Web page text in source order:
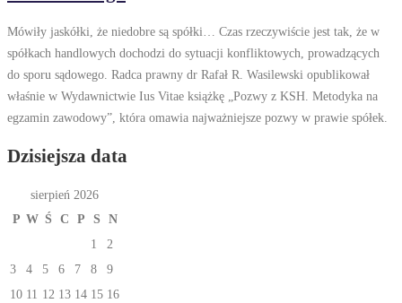
Mówiły jaskółki, że niedobre są spółki… Czas rzeczywiście jest tak, że w
spółkach handlowych dochodzi do sytuacji konfliktowych, prowadzących
do sporu sądowego. Radca prawny dr Rafał R. Wasilewski opublikował
właśnie w Wydawnictwie Ius Vitae książkę „Pozwy z KSH. Metodyka na
egzamin zawodowy”, która omawia najważniejsze pozwy w prawie spółek.
Dzisiejsza data
sierpień 2026
P W Ś C P S
N
1
2
3
4 5 6 7 8
9
10 11 12 13 14 15 16